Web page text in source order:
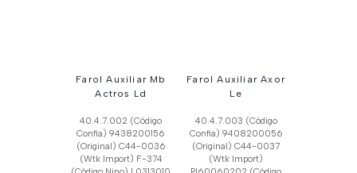
Farol Auxiliar Mb
Actros Ld
40.4.7.002 (Código
Confia) 9438200156
(Original) C44-0036
(Wtk Import) F-374
Farol Auxiliar Axor
Le
40.4.7.003 (Código
Confia) 9408200056
(Original) C44-0037
(Wtk Import)